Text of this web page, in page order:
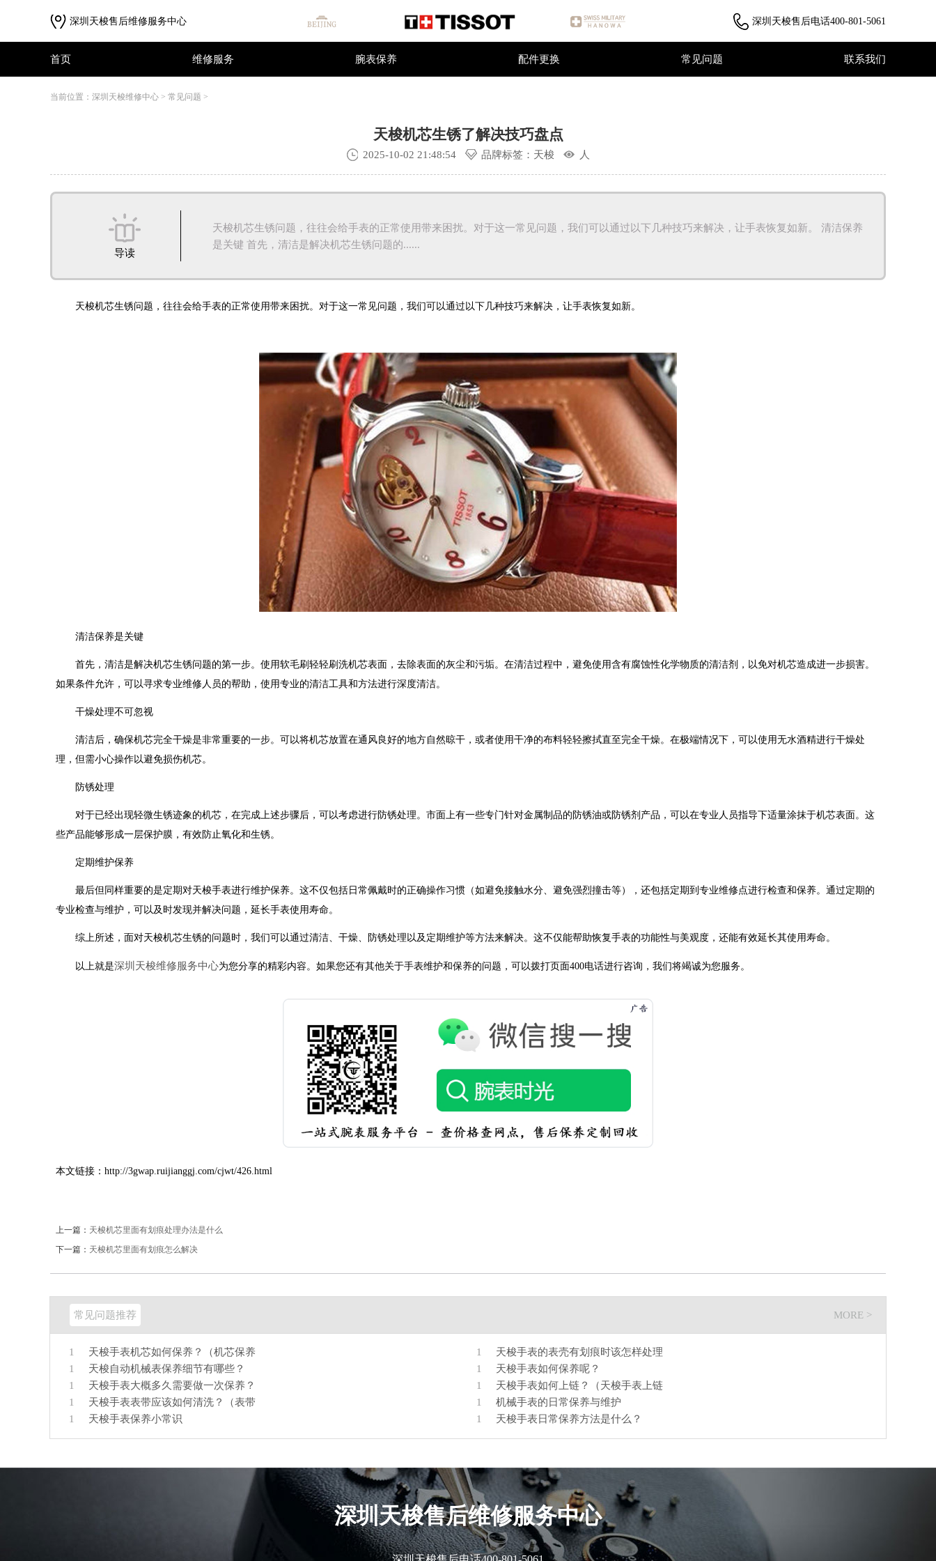
深圳天梭售后维修服务中心 深圳天梭售后电话400-801-5061
首页 维修服务 腕表保养 配件更换 常见问题 联系我们
深圳市维修服务中心
当前位置： 深圳天梭维修中心 > 常见问题 >
天梭机芯生锈了解决技巧盘点
2025-10-02 21:48:54 品牌标签：天梭 人
导读
天梭机芯生锈问题，往往会给手表的正常使用带来困扰。对于这一常见问题，我们可以通过以下几种技巧来解决，让手表恢复如新。 清洁保养
是关键 首先，清洁是解决机芯生锈问题的......
天梭机芯生锈问题，往往会给手表的正常使用带来困扰。对于这一常见问题，我们可以通过以下几种技巧来解决，让手表恢复如新。
清洁保养是关键
首先，清洁是解决机芯生锈问题的第一步。使用软毛刷轻轻刷洗机芯表面，去除表面的灰尘和污垢。在清洁过程中，避免使用含有腐蚀性化学物质的清洁剂，以免对机芯造成进一步损害。
如果条件允许，可以寻求专业维修人员的帮助，使用专业的清洁工具和方法进行深度清洁。
干燥处理不可忽视
清洁后，确保机芯完全干燥是非常重要的一步。可以将机芯放置在通风良好的地方自然晾干，或者使用干净的布料轻轻擦拭直至完全干燥。在极端情况下，可以使用无水酒精进行干燥处
理，但需小心操作以避免损伤机芯。
防锈处理
对于已经出现轻微生锈迹象的机芯，在完成上述步骤后，可以考虑进行防锈处理。市面上有一些专门针对金属制品的防锈油或防锈剂产品，可以在专业人员指导下适量涂抹于机芯表面。这
些产品能够形成一层保护膜，有效防止氧化和生锈。
定期维护保养
最后但同样重要的是定期对天梭手表进行维护保养。这不仅包括日常佩戴时的正确操作习惯（如避免接触水分、避免强烈撞击等），还包括定期到专业维修点进行检查和保养。通过定期的
专业检查与维护，可以及时发现并解决问题，延长手表使用寿命。
综上所述，面对天梭机芯生锈的问题时，我们可以通过清洁、干燥、防锈处理以及定期维护等方法来解决。这不仅能帮助恢复手表的功能性与美观度，还能有效延长其使用寿命。
以上就是深圳天梭维修服务中心为您分享的精彩内容。如果您还有其他关于手表维护和保养的问题，可以拨打页面400电话进行咨询，我们将竭诚为您服务。
本文链接：http://3gwap.ruijianggj.com/cjwt/426.html
上一篇： 天梭机芯里面有划痕处理办法是什么
下一篇： 天梭机芯里面有划痕怎么解决
常见问题推荐 MORE >
1 天梭手表机芯如何保养？（机芯保养 1
天梭手表的表壳有划痕时该怎样处理
1
天梭自动机械表保养细节有哪些？ 1
天梭手表如何保养呢？
1
天梭手表大概多久需要做一次保养？ 1
天梭手表如何上链？（天梭手表上链
1
天梭手表表带应该如何清洗？（表带 1
机械手表的日常保养与维护
1
天梭手表保养小常识 1 天梭手表日常保养方法是什么？
深圳天梭售后维修服务中心